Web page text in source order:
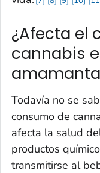
¿Afecta el
cannabis
Todavía no se
consumo de
afecta la salud
productos
transmitirse al